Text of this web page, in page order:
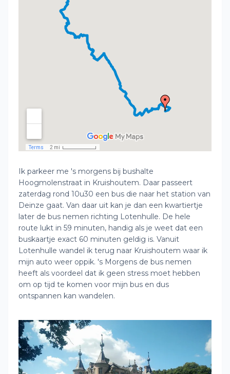
Ik parkeer me 's morgens bij bushalte
Hoogmolenstraat in Kruishoutem. Daar passeert
zaterdag rond 10u30 een bus die naar het station van
Deinze gaat. Van daar uit kan je dan een kwartiertje
later de bus nemen richting Lotenhulle. De hele
route lukt in 59 minuten, handig als je weet dat een
buskaartje exact 60 minuten geldig is. Vanuit
Lotenhulle wandel ik terug naar Kruishoutem waar ik
mijn auto weer oppik. 's Morgens de bus nemen
heeft als voordeel dat ik geen stress moet hebben
om op tijd te komen voor mijn bus en dus
ontspannen kan wandelen.